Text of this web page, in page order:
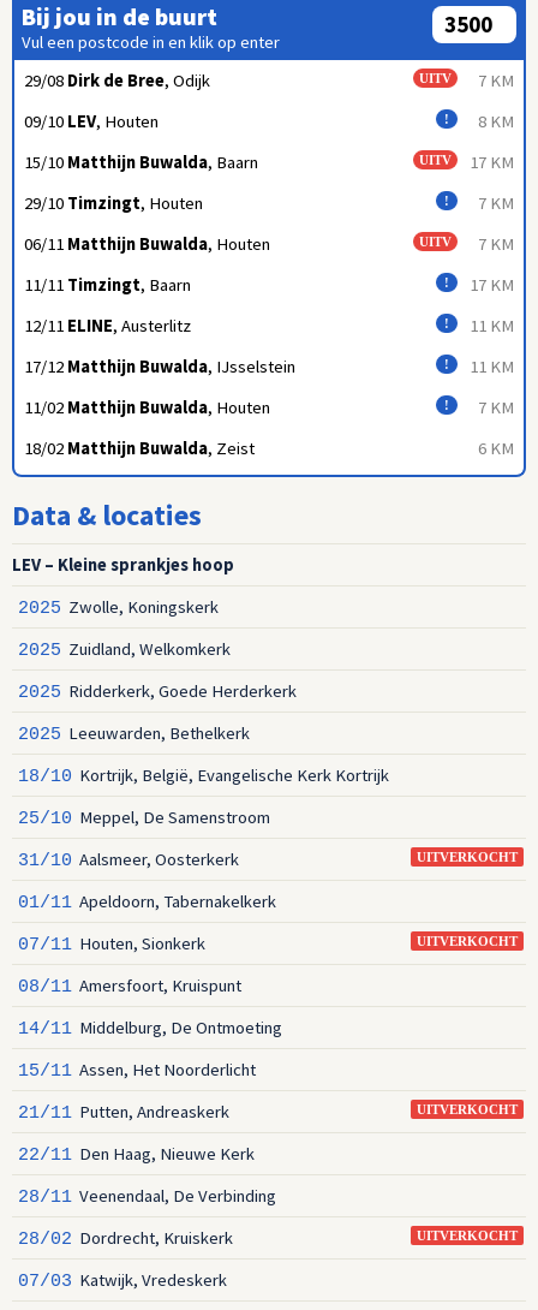
Bij jou in de buurt
Vul een postcode in en klik op enter
7 KM
UITV
29/08 Dirk de Bree, Odijk
8 KM
!
09/10 LEV, Houten
17 KM
UITV
15/10 Matthijn Buwalda, Baarn
7 KM
!
29/10 Timzingt, Houten
7 KM
UITV
06/11 Matthijn Buwalda, Houten
17 KM
!
11/11 Timzingt, Baarn
11 KM
!
12/11 ELINE, Austerlitz
11 KM
!
17/12 Matthijn Buwalda, IJsselstein
7 KM
!
11/02 Matthijn Buwalda, Houten
6 KM
18/02 Matthijn Buwalda, Zeist
Data & locaties
LEV – Kleine sprankjes hoop
2025 Zwolle, Koningskerk
2025 Zuidland, Welkomkerk
2025 Ridderkerk, Goede Herderkerk
2025 Leeuwarden, Bethelkerk
18/10 Kortrijk, België, Evangelische Kerk Kortrijk
25/10 Meppel, De Samenstroom
UITVERKOCHT
31/10 Aalsmeer, Oosterkerk
01/11 Apeldoorn, Tabernakelkerk
UITVERKOCHT
07/11 Houten, Sionkerk
08/11 Amersfoort, Kruispunt
14/11 Middelburg, De Ontmoeting
15/11 Assen, Het Noorderlicht
UITVERKOCHT
21/11 Putten, Andreaskerk
22/11 Den Haag, Nieuwe Kerk
28/11 Veenendaal, De Verbinding
UITVERKOCHT
28/02 Dordrecht, Kruiskerk
07/03 Katwijk, Vredeskerk